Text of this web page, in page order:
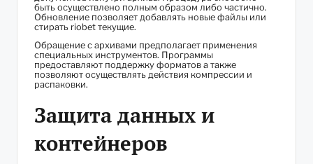
быть осуществлено полным образом либо частично.
Обновление позволяет добавлять новые файлы или
стирать riobet текущие.
Обращение с архивами предполагает применения
специальных инструментов. Программы
предоставляют поддержку форматов а также
позволяют осуществлять действия компрессии и
распаковки.
Защита данных и
контейнеров